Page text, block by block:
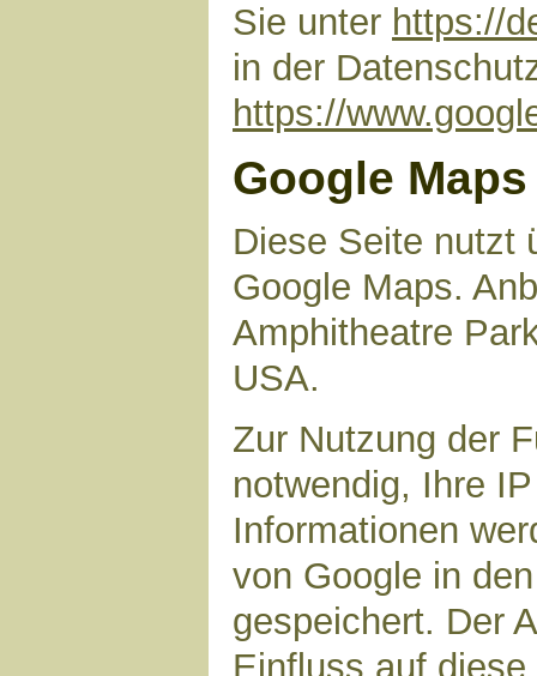
Sie unter https://
in der
https://
Google Maps
Diese Seite nutzt
Google Maps.
Amphitheatre
USA.
Zur Nutzung der
notwendig, Ihre
Informationen
von Google in
gespeichert. Der
Einfluss auf